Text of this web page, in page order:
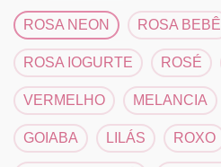
ROSA NEON ROSA BEBÊ
ROSA IOGURTE ROSÉ
VERMELHO MELANCIA
GOIABA LILÁS ROXO